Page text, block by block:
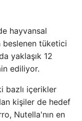
hayvansal
beslenen tüketici
yaklaşık 12
ediliyor.
bazlı içerikler
kişiler de hedef
Nutella'nın en